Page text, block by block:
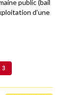
public (bail
d’une
3